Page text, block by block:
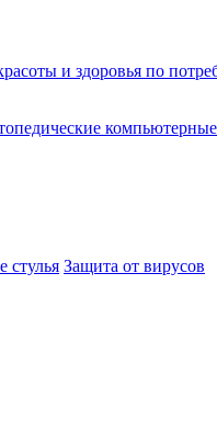
и здоровья по
компьютерные
стулья Защита от вирусов